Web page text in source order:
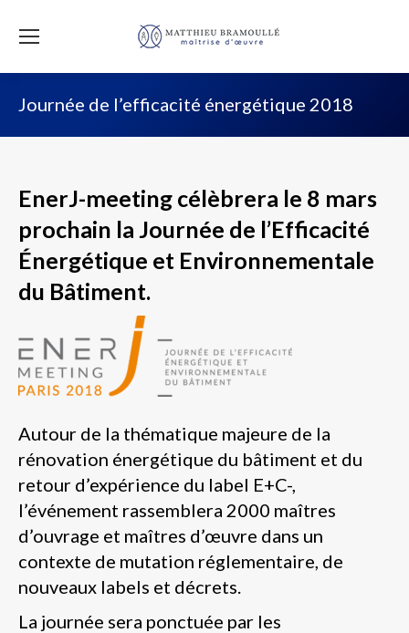
Journée de l’efficacité énergétique 2018
EnerJ-meeting célèbrera le 8 mars
prochain la Journée de l’Efficacité
Énergétique et Environnementale
du Bâtiment.
Autour de la thématique majeure de la
rénovation énergétique du bâtiment et du
retour d’expérience du label E+C-,
l’événement rassemblera 2000 maîtres
d’ouvrage et maîtres d’œuvre dans un
contexte de mutation réglementaire, de
nouveaux labels et décrets.
La journée sera ponctuée par les